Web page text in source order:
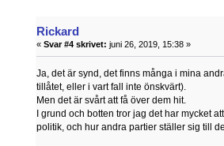
Rickard
« Svar #4 skrivet: juni 26, 2019, 15:38 »
Ja, det är synd, det finns många i mina
tillåtet, eller i vart fall inte önskvärt).
Men det är svårt att få över dem hit.
I grund och botten tror jag det har mycket
politik, och hur andra partier ställer sig till